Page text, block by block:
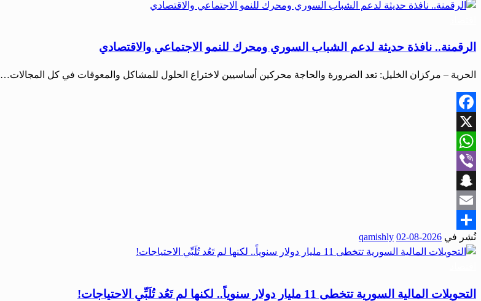
الرقمنة.. نافذة حديثة لدعم الشباب السوري ومحرك للنمو الاجتماعي والاقتصادي
الحرية – مركزان الخليل: تعد الضرورة والحاجة محركين أساسيين لاختراع الحلول للمشاكل والمعوقات في كل المجالات…
Facebook
X
WhatsApp
Viber
Snapchat
Email
Share
نُشر في 2026-08-02
qamishly
التحويلات المالية السورية تتخطى 11 مليار دولار سنوياً.. لكنها لم تَعُد تُلَبِّي الاحتياجات!